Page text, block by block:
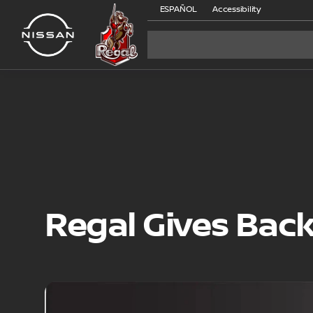
ESPAÑOL Accessibility
Regal Gives